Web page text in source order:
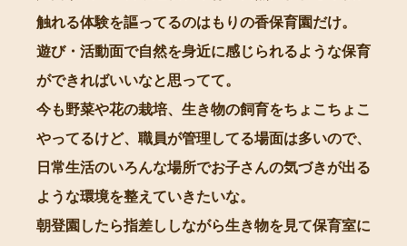
触れる体験を謳ってるのはもりの香保育園だけ。
遊び・活動面で自然を身近に感じられるような保育
ができればいいなと思ってて。
今も野菜や花の栽培、生き物の飼育をちょこちょこ
やってるけど、職員が管理してる場面は多いので、
日常生活のいろんな場所でお子さんの気づきが出る
ような環境を整えていきたいな。
朝登園したら指差ししながら生き物を見て保育室に